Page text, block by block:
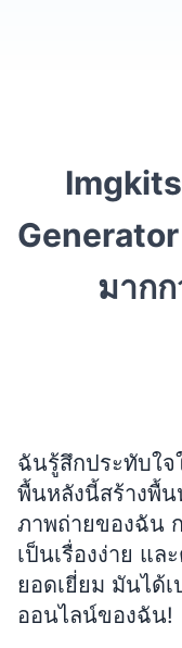
มาก
ฉันรู้สึกประทับใจ
พื้นหลังนี้สร้างพื้น
ภาพถ่ายของฉัน
เป็นเรื่องง่าย แล
ยอดเยี่ยม มันได้
ออนไลน์ของฉัน!